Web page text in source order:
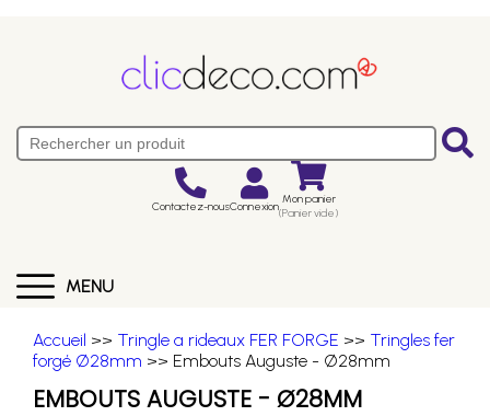
Contactez-nousConnexion Mon panier
(Panier vide)
MENU
Accueil >> Tringle a rideaux FER FORGE >> Tringles fer
forgé Ø28mm >> Embouts Auguste - Ø28mm
EMBOUTS AUGUSTE - Ø28MM